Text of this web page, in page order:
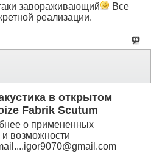
завораживающий
Все
реализации.
в открытом
Fabrik Scutum
о примененных
возможности